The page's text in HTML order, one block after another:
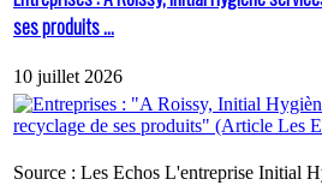
ses produits ...
10 juillet 2026
Source : Les Echos L'entreprise Initial